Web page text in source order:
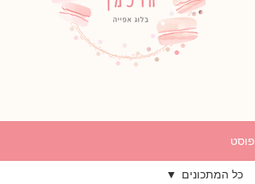
פוסט
כל המתכונים